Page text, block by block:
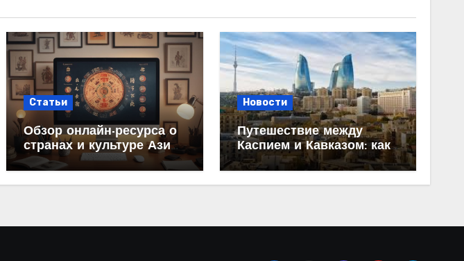
Статьи
Обзор онлайн-ресурса о
странах и культуре Азии:
структура и содержание
Новости
Путешествие между
Каспием и Кавказом: как
спланировать поездку из
Махачкалы в Баку